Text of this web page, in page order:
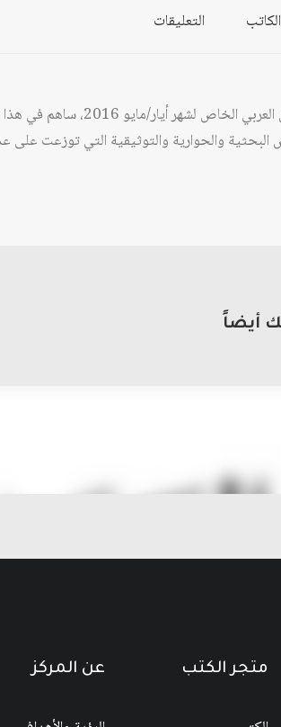
التعليقات
صدر عن مركز دراسات الوحدة العربية العدد 447 من مجلة المستقبل
والحوارية والتوثيقية التي توزعت على
أيضاً
متجر الكتب عن المركز